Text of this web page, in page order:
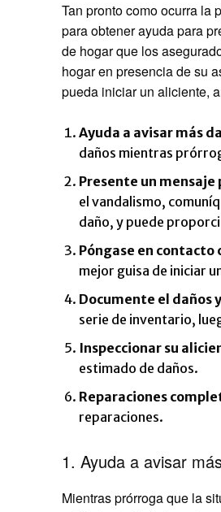
Tan pronto como ocurra la
para obtener ayuda para
de hogar que los
hogar en presencia de su
pueda iniciar un aliciente,
Ayuda a avisar más
daños mientras
Presente un mensaje
el vandalismo,
daño, y puede
Póngase en contacto
mejor guisa de iniciar
Documente el daños
serie de inventario,
Inspeccionar su
estimado de daños.
Reparaciones
reparaciones.
1. Ayuda a avisar
Mientras prórroga que la